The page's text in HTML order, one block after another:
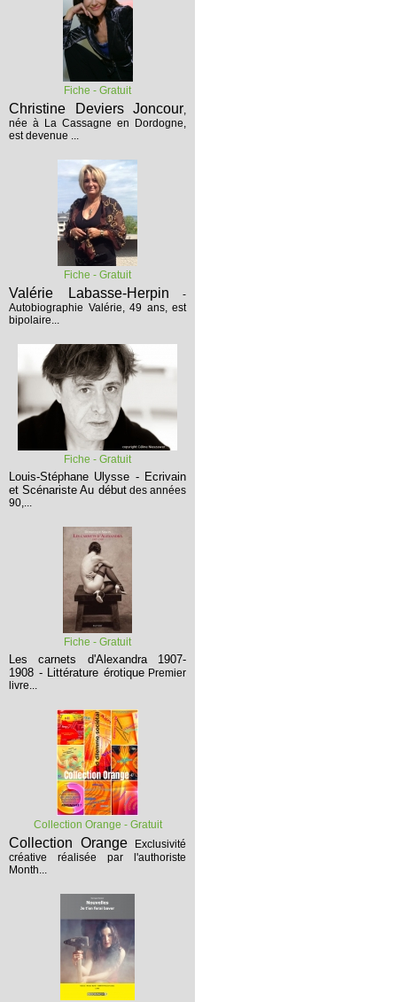
Fiche - Gratuit
Christine Deviers Joncour,
née à La Cassagne en Dordogne,
est devenue ...
Fiche - Gratuit
Valérie Labasse-Herpin -
Autobiographie Valérie, 49 ans, est
bipolaire...
Fiche - Gratuit
Louis-Stéphane Ulysse - Ecrivain
et Scénariste Au débutdes années
90,...
Fiche - Gratuit
Les carnets d'Alexandra 1907-
1908 - Littérature érotique Premier
livre...
Collection Orange - Gratuit
Collection Orange
Exclusivité
créative réalisée par l'authoriste
Month...